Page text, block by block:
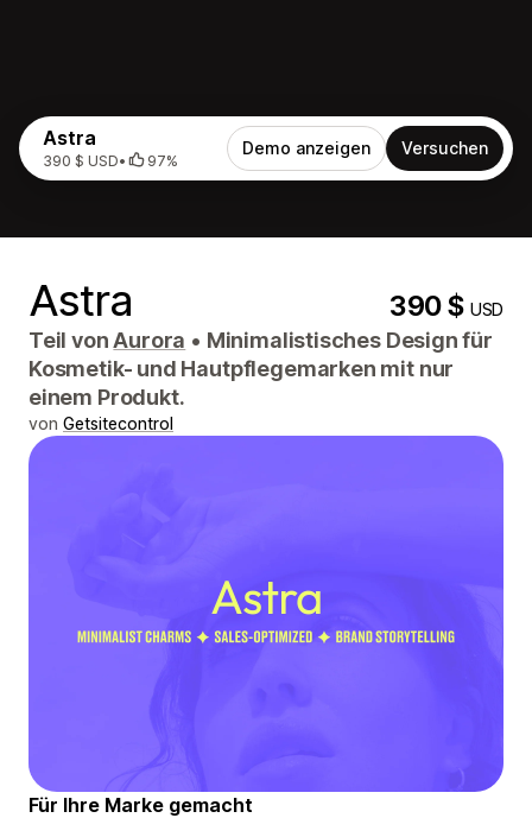
Astra
390 $ USD• 97%
Demo anzeigen Versuchen
Astra 390 $USD
Teil vonAurora • Minimalistisches Design für
Kosmetik- und Hautpflegemarken mit nur
einem Produkt.
von Getsitecontrol
Für Ihre Marke gemacht